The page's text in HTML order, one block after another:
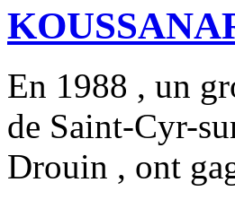
En 1988 , un
de Saint-Cyr-
Drouin , ont